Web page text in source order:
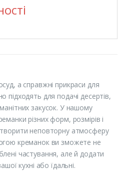
а справжні прикраси для
підходять для подачі десертів,
закусок. У нашому
різних форм, розмірів і
неповторну атмосферу
креманок ви зможете не
частування, але й додати
кухні або їдальні.